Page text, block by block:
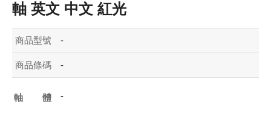
軸 英文 中文 紅光
商品型號 -
商品條碼 -
軸體
-